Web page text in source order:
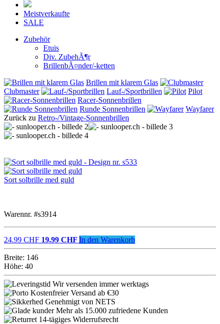
Meistverkaufte
SALE
Zubehör
Etuis
Div. ZubehÃ¶r
BrillenbÃ¤nder/-ketten
Brillen mit klarem Glas
Clubmaster
Lauf-/Sportbrillen
Pilot
Racer-Sonnenbrillen
Runde Sonnenbrillen
Wayfarer
Zurück zu Retro-/Vintage-Sonnenbrillen
Sort solbrille med guld
Warennr. #s3914
24.99 CHF 19.99 CHF In den Warenkorb
Breite: 146
Höhe: 40
Wir versenden immer werktags
Kostenfreier Versand ab €30
Genehmigt von NETS
Mehr als 15.000 zufriedene Kunden
14-tägiges Widerrufsrecht